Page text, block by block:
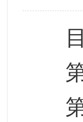
目
第
第